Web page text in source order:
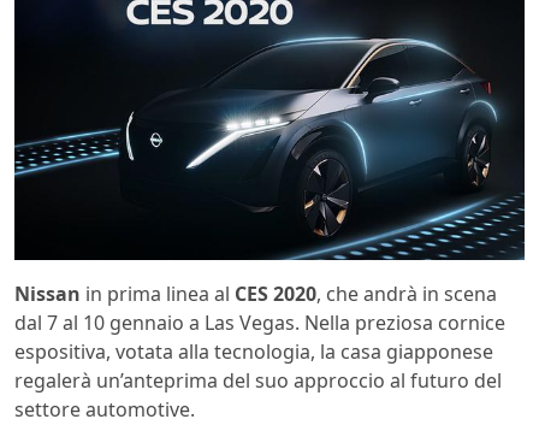
Nissan in prima linea al CES 2020, che andrà in scena
dal 7 al 10 gennaio a Las Vegas. Nella preziosa cornice
espositiva, votata alla tecnologia, la casa giapponese
regalerà un’anteprima del suo approccio al futuro del
settore automotive.